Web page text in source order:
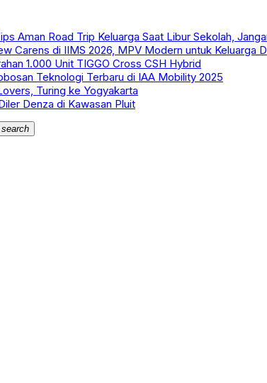
Aman Road Trip Keluarga Saat Libur Sekolah,
Carens di IIMS 2026, MPV Modern untuk Keluarga
1.000 Unit TIGGO Cross CSH Hybrid
Teknologi Terbaru di IAA Mobility 2025
Turing ke Yogyakarta
Denza di Kawasan Pluit
search